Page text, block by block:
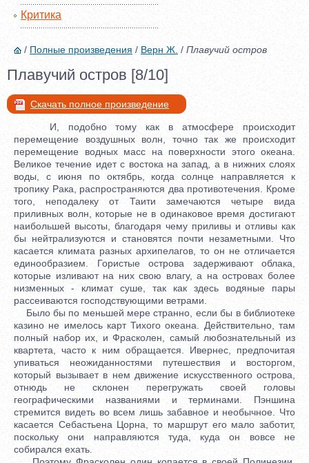
Критика
/ Полные произведения / Верн Ж. / Плавучий остров
Плавучий остров [8/10]
Скачать полное произведение
И, подобно тому как в атмосфере происходит
перемещение воздушных волн, точно так же происходит
перемещение водных масс на поверхности этого океана.
Великое течение идет с востока на запад, а в нижних слоях
воды, с июня по октябрь, когда солнце направляется к
тропику Рака, распространяются два противотечения. Кроме
того, неподалеку от Таити замечаются четыре вида
приливных волн, которые не в одинаковое время достигают
наибольшей высоты, благодаря чему приливы и отливы как
бы нейтрализуются и становятся почти незаметными. Что
касается климата разных архипелагов, то он не отличается
единообразием. Гористые острова задерживают облака,
которые изливают на них свою влагу, а на островах более
низменных - климат суше, так как здесь водяные пары
рассеиваются господствующими ветрами.
Было бы по меньшей мере странно, если бы в библиотеке
казино не имелось карт Тихого океана. Действительно, там
полный набор их, и Фрасколен, самый любознательный из
квартета, часто к ним обращается. Ивернес, предпочитая
упиваться неожиданностями путешествия и восторгом,
который вызывает в нем движение искусственного острова,
отнюдь не склонен перегружать своей головы
географическими названиями и терминами. Пэншина
стремится видеть во всем лишь забавное и необычное. Что
касается Себастьена Цорна, то маршрут его мало заботит,
поскольку они направляются туда, куда он вовсе не
собирался ехать.